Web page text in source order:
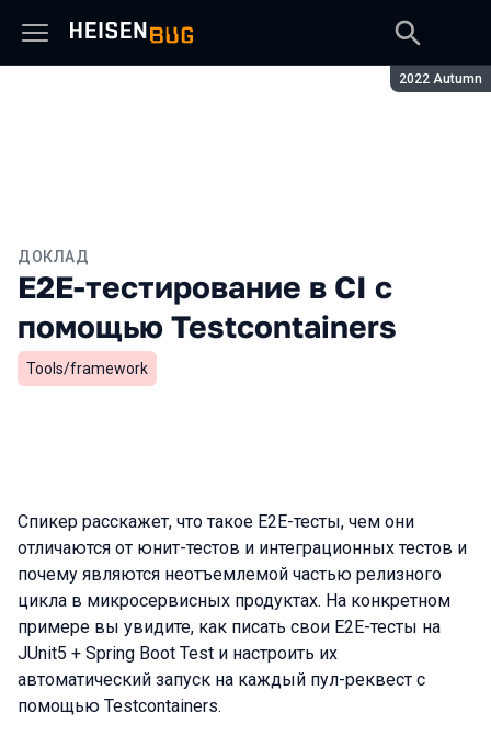
Сезон:
2022 Autumn
ДОКЛАД
E2E-тестирование в CI с
помощью Testcontainers
Tools/framework
Спикер расскажет, что такое E2E-тесты, чем они
отличаются от юнит-тестов и интеграционных тестов и
почему являются неотъемлемой частью релизного
цикла в микросервисных продуктах. На конкретном
примере вы увидите, как писать свои E2E-тесты на
JUnit5 + Spring Boot Test и настроить их
автоматический запуск на каждый пул-реквест с
помощью Testcontainers.